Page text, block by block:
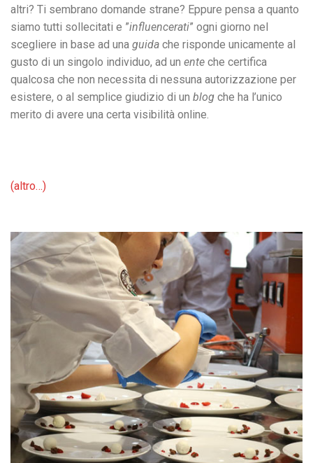
altri? Ti sembrano domande strane? Eppure pensa a quanto
siamo tutti sollecitati e ”influencerati” ogni giorno nel
scegliere in base ad unaguida che risponde unicamente al
gusto di un singolo individuo, ad unente che certifica
qualcosa che non necessita di nessuna autorizzazione per
esistere, o al semplice giudizio di unblogche ha l’unico
merito di avere una certa visibilità online.
(altro…)